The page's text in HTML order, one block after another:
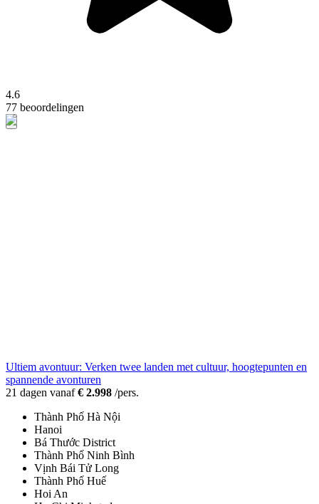
4.6
77 beoordelingen
Ultiem avontuur: Verken twee landen met cultuur, hoogtepunten en
spannende avonturen
21 dagen vanaf€ 2.998 /pers.
Thành Phố Hà Nội
Hanoi
Bá Thước District
Thành Phố Ninh Bình
Vịnh Bái Tử Long
Thành Phố Huế
Hoi An